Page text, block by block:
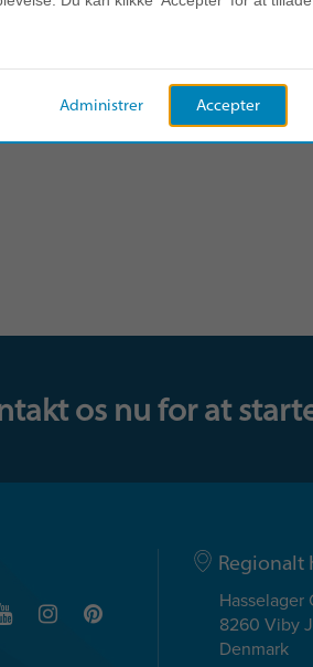
os nu for at
Regionalt
Hasselager
8260 Viby J
Denmark
Accepter
Administrer